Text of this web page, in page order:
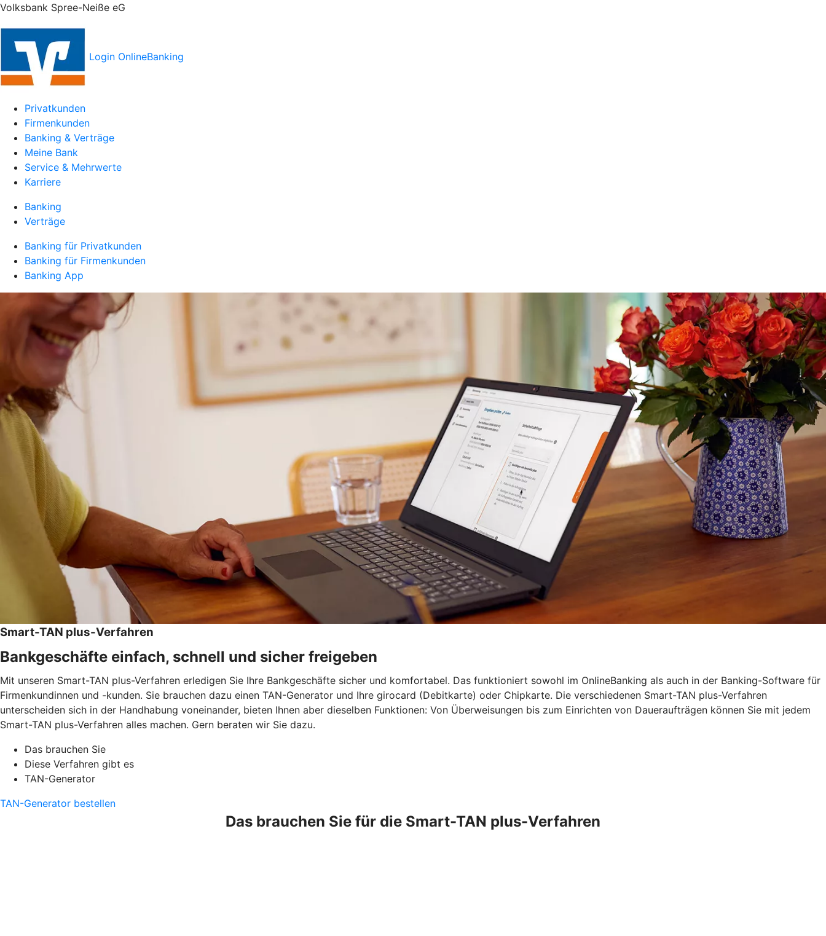
Volksbank Spree-Neiße eG
Login OnlineBanking
Privatkunden
Firmenkunden
Banking & Verträge
Meine Bank
Service & Mehrwerte
Karriere
Banking
Verträge
Banking für Privatkunden
Banking für Firmenkunden
Banking App
Smart-TAN plus-Verfahren
Bankgeschäfte einfach, schnell und sicher freigeben
Mit unseren Smart-TAN plus-Verfahren erledigen Sie Ihre Bankgeschäfte sicher und komfortabel. Das funktioniert sowohl im OnlineBanking als auch in der Banking-Software für
Firmenkundinnen und -kunden. Sie brauchen dazu einen TAN-Generator und Ihre girocard (Debitkarte) oder Chipkarte. Die verschiedenen Smart-TAN plus-Verfahren
unterscheiden sich in der Handhabung voneinander, bieten Ihnen aber dieselben Funktionen: Von Überweisungen bis zum Einrichten von Daueraufträgen können Sie mit jedem
Smart-TAN plus-Verfahren alles machen. Gern beraten wir Sie dazu.
Das brauchen Sie
Diese Verfahren gibt es
TAN-Generator
TAN-Generator bestellen
Das brauchen Sie für die Smart-TAN plus-Verfahren